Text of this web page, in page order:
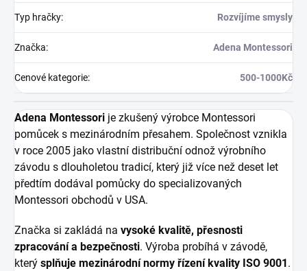
Typ hračky: Rozvíjíme smysly
Značka: Adena Montessori
Cenové kategorie: 500-1000Kč
Adena Montessori je zkušený výrobce Montessori
pomůcek s mezinárodním přesahem. Společnost vznikla
v roce 2005 jako vlastní distribuční odnož výrobního
závodu s dlouholetou tradicí, který již více než deset let
předtím dodával pomůcky do specializovaných
Montessori obchodů v USA.
Značka si zakládá na vysoké kvalitě, přesnosti
zpracování a bezpečnosti. Výroba probíhá v závodě,
který splňuje mezinárodní normy řízení kvality ISO 9001 .